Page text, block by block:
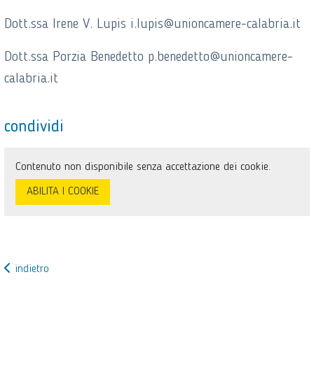
Dott.ssa Irene V. Lupis i.lupis@unioncamere-calabria.it
Dott.ssa Porzia Benedetto p.benedetto@unioncamere-
calabria.it
condividi
Contenuto non disponibile senza accettazione dei cookie.
ABILITA I COOKIE
indietro